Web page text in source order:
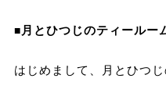
■ 月とひつじのティールー
はじめまして、月とひつ